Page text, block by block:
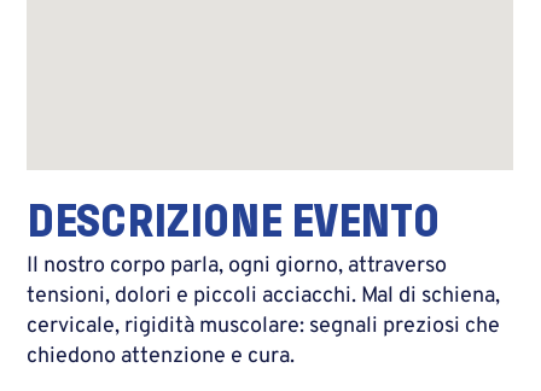
DESCRIZIONE EVENTO
Il nostro corpo parla, ogni giorno, attraverso
tensioni, dolori e piccoli acciacchi. Mal di schiena,
cervicale, rigidità muscolare: segnali preziosi che
chiedono attenzione e cura.